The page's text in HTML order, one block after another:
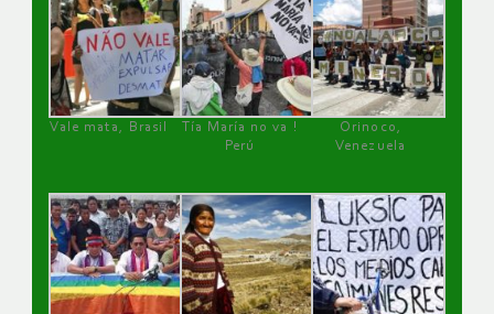
Vale mata, Brasil
Tía María no va !
Perú
Orinoco,
Venezuela